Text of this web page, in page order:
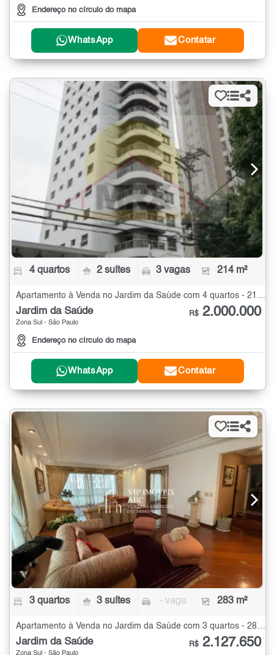
Endereço no círculo do mapa
WhatsApp Contatar
4 quartos 2 suítes 3 vagas 214 m²
Jardim da Saúde
Zona Sul - São Paulo
Endereço no círculo do mapa
R$ 2.000.000
WhatsApp Contatar
3 quartos 3 suítes - vaga 283 m²
Apartamento à Venda no Jardim da Saúde com 3 quartos - 283 m²
Jardim da Saúde
Zona Sul - São Paulo
R$ 2.127.650